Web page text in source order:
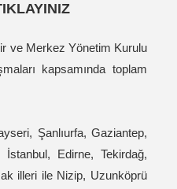
ve Merkez Yönetim Kurulu
kapsamında toplam
Şanlıurfa, Gaziantep,
Edirne, Tekirdağ,
illeri ile Nizip, Uzunköprü